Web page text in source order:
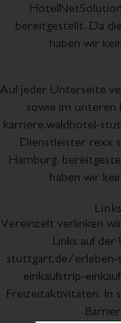
bereitgestellt. Da
haben wir
Auf jeder Unterseite
sowie im unteren
karriere.waldhotel-
Dienstleister rexx
Hamburg,
haben wir
Vereinzelt verlinken
Links auf
stuttgart.de/erleben-
einkaufstrip-
Freizeitaktivitäten. In